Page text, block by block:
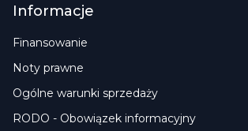
Informacje
Finansowanie
Noty prawne
Ogólne warunki sprzedaży
RODO - Obowiązek informacyjny